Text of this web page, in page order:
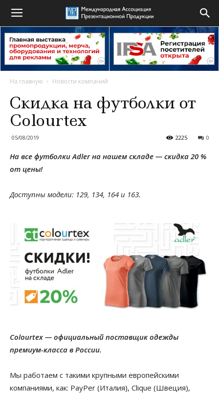
На главную Новости компаний
Скидка на футболки от
Colourtex
05/08/2019 0
2225
На все футболки Adler на нашем складе — скидка 20 %
от цены!
Доступны модели: 129, 134, 164 и 163.
Colourtex — официальный поставщик одежды
премиум-класса в России.
Мы работаем с такими крупными европейскими
компаниями, как: PayPer (Италия), Clique (Швеция),